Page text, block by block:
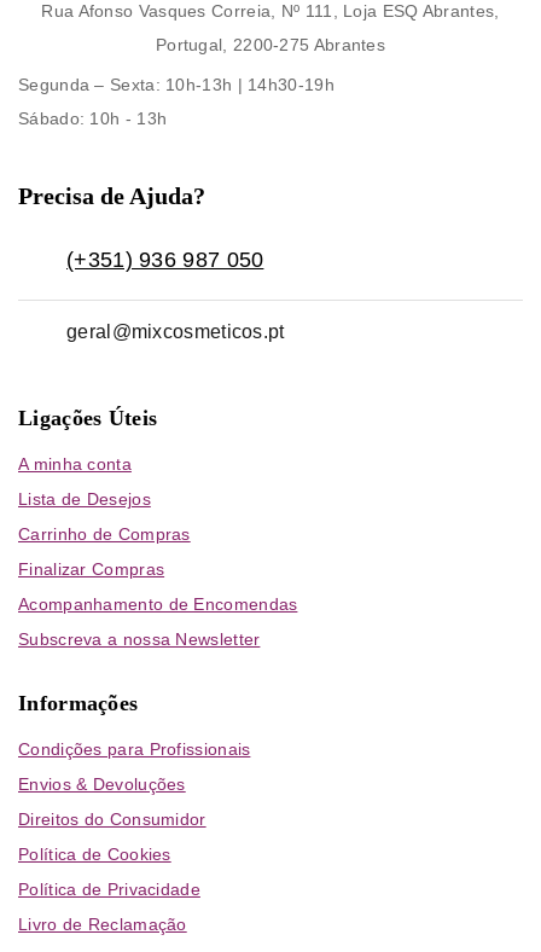
Rua Afonso Vasques Correia, Nº 111, Loja ESQ Abrantes,
Portugal, 2200-275 Abrantes
Segunda – Sexta: 10h-13h | 14h30-19h
Sábado: 10h - 13h
Precisa de Ajuda?
(+351) 936 987 050
geral@mixcosmeticos.pt
Ligações Úteis
A minha conta
Lista de Desejos
Carrinho de Compras
Finalizar Compras
Acompanhamento de Encomendas
Subscreva a nossa Newsletter
Informações
Condições para Profissionais
Envios & Devoluções
Direitos do Consumidor
Política de Cookies
Política de Privacidade
Livro de Reclamação